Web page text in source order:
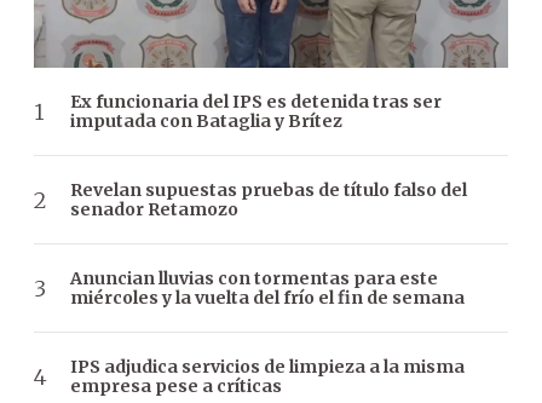
Ex funcionaria del IPS es detenida tras ser
imputada con Bataglia y Brítez
Revelan supuestas pruebas de título falso del
senador Retamozo
Anuncian lluvias con tormentas para este
miércoles y la vuelta del frío el fin de semana
IPS adjudica servicios de limpieza a la misma
empresa pese a críticas